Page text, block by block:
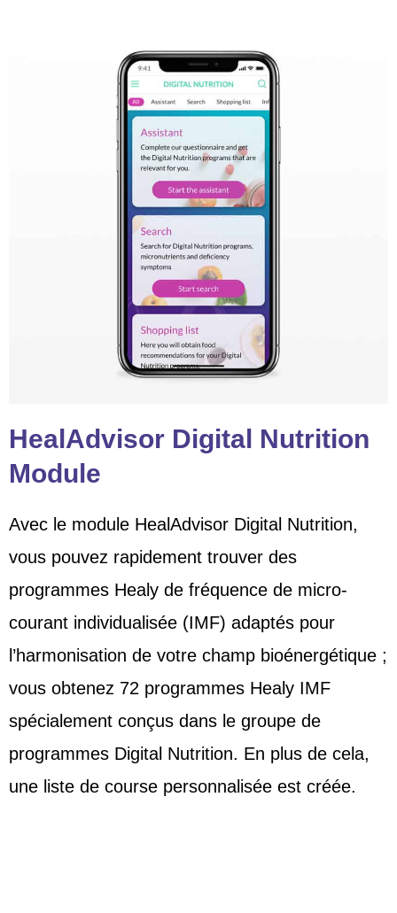
HealAdvisor Digital Nutrition
Module
Avec le module HealAdvisor Digital Nutrition,
vous pouvez rapidement trouver des
programmes Healy de fréquence de micro-
courant individualisée (IMF) adaptés pour
l’harmonisation de votre champ bioénergétique ;
vous obtenez 72 programmes Healy IMF
spécialement conçus dans le groupe de
programmes Digital Nutrition. En plus de cela,
une liste de course personnalisée est créée.